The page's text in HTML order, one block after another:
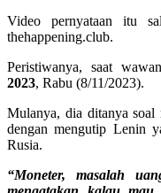
Video pernyataan itu
thehappening.club.
Peristiwanya, saat
2023, Rabu (8/11/2023).
Mulanya, dia ditanya soal
dengan mengutip Lenin
Rusia.
“Moneter, masalah